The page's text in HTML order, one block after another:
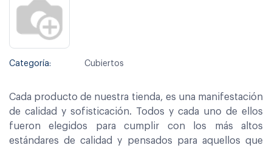
Categoría: Cubiertos
Cada producto de nuestra tienda, es una manifestación
de calidad y sofisticación. Todos y cada uno de ellos
fueron elegidos para cumplir con los más altos
estándares de calidad y pensados para aquellos que